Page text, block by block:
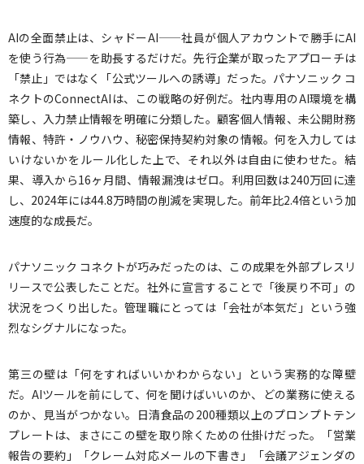
AIの全面禁止は、シャドーAI——社員が個人アカウントで勝手にAI
を使う行為——を助長するだけだ。先行企業が取ったアプローチは
「禁止」ではなく「公式ツールへの誘導」だった。パナソニック コ
ネクトのConnectAIは、この戦略の好例だ。社内専用のAI環境を構
築し、入力禁止情報を明確に分類した。顧客個人情報、未公開財務
情報、特許・ノウハウ、秘密保持契約対象の情報。何を入力しては
いけないかをルール化した上で、それ以外は自由に使わせた。結
果、導入から16ヶ月間、情報漏洩はゼロ。利用回数は240万回に達
し、2024年には44.8万時間の削減を実現した。前年比2.4倍という加
速度的な成長だ。
パナソニック コネクトが巧みだったのは、この成果を外部プレスリ
リースで公表したことだ。社外に宣言することで「後戻り不可」の
状況をつくり出した。管理職にとっては「会社が本気だ」という強
烈なシグナルになった。
第三の壁は「何をすればいいかわからない」という実務的な障壁
だ。AIツールを前にして、何を聞けばいいのか、どの業務に使える
のか、見当がつかない。日清食品の200種類以上のプロンプトテン
プレートは、まさにこの壁を取り除くための仕掛けだった。「営業
報告の要約」「クレーム対応メールの下書き」「会議アジェンダの